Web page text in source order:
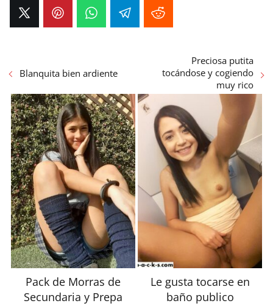
Blanquita bien ardiente
Preciosa putita
tocándose y cogiendo
muy rico
Pack de Morras de
Secundaria y Prepa
Le gusta tocarse en
baño publico